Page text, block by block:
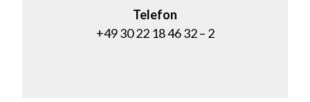
Telefon
+49 30 22 18 46 32 – 2